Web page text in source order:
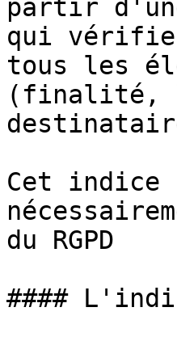
partir
qui
tous les
(finalité,
Cet indice
du RGPD
####